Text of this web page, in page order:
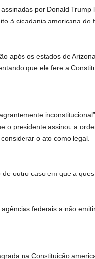
por Donald Trump
à cidadania americana de
após os estados de
que ele fere a
o presidente assinou a
o ato como legal.
outro caso em que a
federais a não
na Constituição